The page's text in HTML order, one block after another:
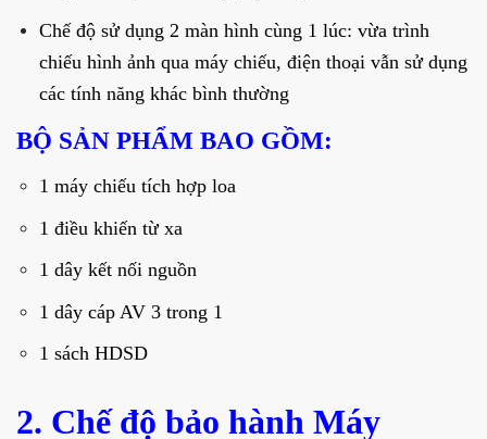
Chế độ sử dụng 2 màn hình cùng 1 lúc: vừa trình
chiếu hình ảnh qua máy chiếu, điện thoại vẫn sử dụng
các tính năng khác bình thường
BỘ SẢN PHẨM BAO GỒM:
1 máy chiếu tích hợp loa
1 điều khiến từ xa⁣
1 dây kết nối nguồn⁣
1 dây cáp AV 3 trong 1⁣
1 sách HDSD⁣
2. Chế độ bảo hành Máy